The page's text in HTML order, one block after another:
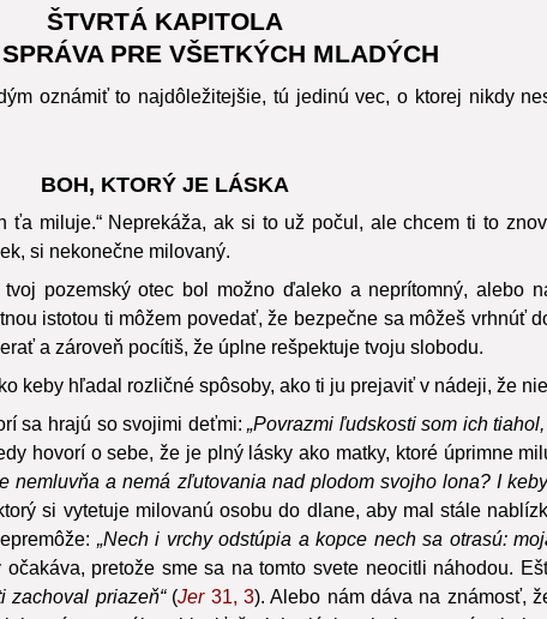
ŠTVRTÁ KAPITOLA
PRE VŠETKÝCH MLADÝCH
oznámiť to najdôležitejšie, tú jedinú vec, o ktorej nikdy
BOH, KTORÝ JE LÁSKA
ťa miluje.“ Neprekáža, ak si to už počul, ale chcem ti to
si nekonečne milovaný.
pozemský otec bol možno ďaleko a neprítomný, alebo
istotou ti môžem povedať, že bezpečne sa môžeš vrhnúť
a zároveň pocítiš, že úplne rešpektuje tvoju slobodu.
keby hľadal rozličné spôsoby, ako ti ju prejaviť v nádeji, že
sa hrajú so svojimi deťmi:„Povrazmi ľudskosti som ich
hovorí o sebe, že je plný lásky ako matky, ktoré úprimne
nemluvňa a nemá zľutovania nad plodom svojho lona? I
si vytetuje milovanú osobu do dlane, aby mal stále
„Nech i vrchy odstúpia a kopce nech sa otrasú:
pretože sme sa na tomto svete neocitli náhodou.
priazeň“ (Jer 31, 3). Alebo nám dáva na známosť,